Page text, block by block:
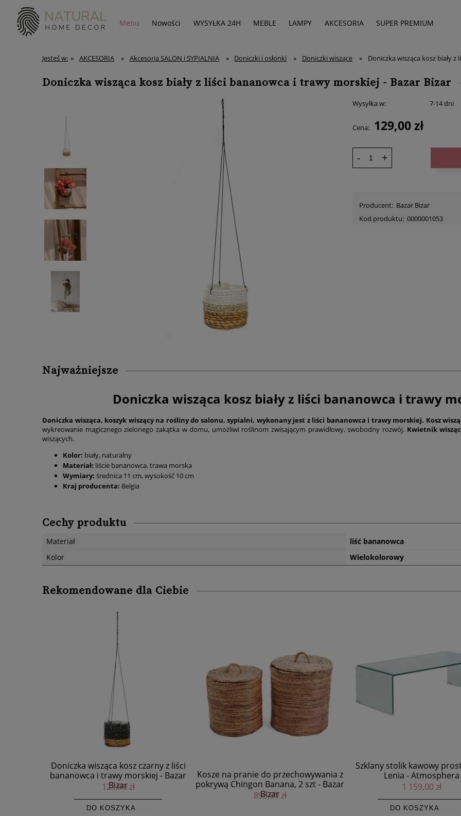
Menu Nowości WYSYŁKA 24H MEBLE LAMPY AKCESORIA SUPER PREMIUM
Jesteś w: » AKCESORIA » Akcesoria SALON i SYPIALNIA » Doniczki i osłonki » Doniczki wiszące » Doniczka wisząca kosz biały
Doniczka wisząca kosz biały z liści bananowca i trawy morskiej - Bazar Bizar
Wysyłka w: 7-14 dni
Cena: 129,00 zł
- +
Producent: Bazar Bizar
Kod produktu: 0000001053
Najważniejsze
Doniczka wisząca kosz biały z liści bananowca i trawy
Doniczka wisząca, koszyk wiszący na rośliny do salonu, sypialni, wykonany jest z liści bananowca i trawy morskiej. Kosz
wykreowanie magicznego zielonego zakątka w domu, umożliwi roślinom zwisającym prawidłowy, swobodny rozwój. Kwietnik
wiszących.
Kolor: biały, naturalny
Materiał: liście bananowca, trawa morska
Wymiary: średnica 11 cm, wysokość 10 cm
Kraj producenta: Belgia
Cechy produktu
Materiał
liść bananowca
Kolor
Wielokolorowy
Rekomendowane dla Ciebie
Kosze na pranie do przechowywania z
pokrywą Chingon Banana, 2 szt - Bazar
Bizar
Lenia - Atmosphera
1 159,00 zł
Drewniana lampa stołowa z
mango z bawełnianym
BLOOMINGVILLE